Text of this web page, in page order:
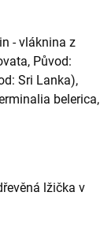
- vláknina z
Původ:
Sri Lanka),
belerica,
lžička v